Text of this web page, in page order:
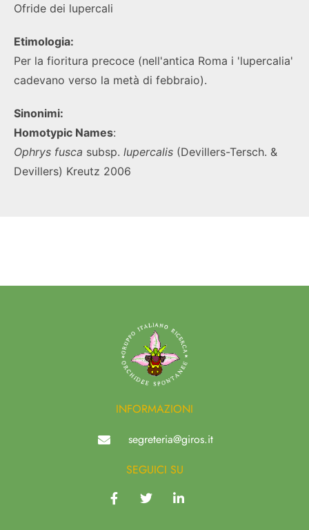
Ofride dei lupercali
Etimologia:
Per la fioritura precoce (nell'antica Roma i 'lupercalia'
cadevano verso la metà di febbraio).
Sinonimi:
Homotypic Names:
Ophrys fusca subsp. lupercalis (Devillers-Tersch. &
Devillers) Kreutz 2006
INFORMAZIONI
segreteria@giros.it
SEGUICI SU